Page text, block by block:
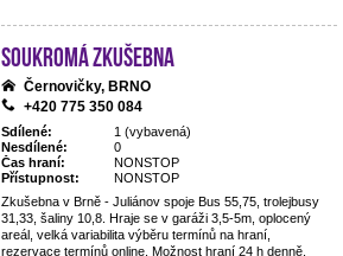
Soukromá zkušebna
Černovičky, BRNO
+420 775 350 084
Sdílené:
1 (vybavená)
Nesdílené:
0
Čas hraní:
NONSTOP
Přístupnost:
NONSTOP
Zkušebna v Brně - Juliánov spoje Bus 55,75, trolejbusy
31,33, šaliny 10,8. Hraje se v garáži 3,5-5m, oplocený
areál, velká variabilita výběru termínů na hraní,
rezervace termínů online. Možnost hraní 24 h denně.